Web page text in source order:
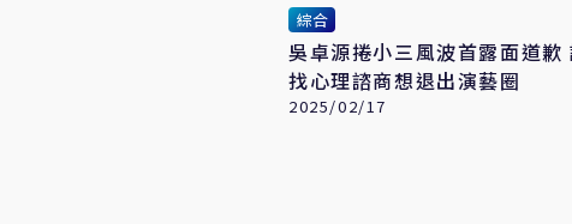
綜合
吳卓源捲小三風波首露面道歉 認
找心理諮商想退出演藝圈
2025/02/17